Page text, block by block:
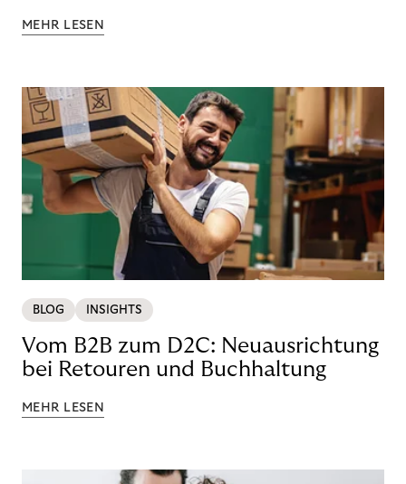
MEHR LESEN
BLOG INSIGHTS
Vom B2B zum D2C: Neuausrichtung
bei Retouren und Buchhaltung
MEHR LESEN